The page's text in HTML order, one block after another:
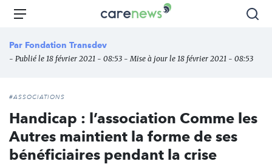
Aller
principal
Carenews,
des
Menu
Par Fondation Transdev
- Publié le 18 février 2021 - 08:53 - Mise à jour le 18 février 2021 - 08:53
#ASSOCIATIONS
Handicap : l’association Comme les
Autres maintient la forme de ses
bénéficiaires pendant la crise